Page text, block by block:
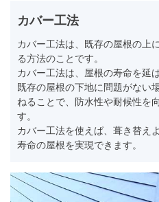
カバー工法
カバー工法は、既存の屋根の上
る方法のことです。
カバー工法は、屋根の寿命を延
既存の屋根の下地に問題がない
ねることで、防水性や耐候性を
す。
カバー工法を使えば、葺き替え
寿命の屋根を実現できます。